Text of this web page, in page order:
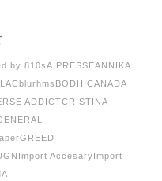
by810sA.PRESSEANNIKA
blurhms BODHICANADA
ADDICTCRISTINA
GREED
Import AccesaryImport